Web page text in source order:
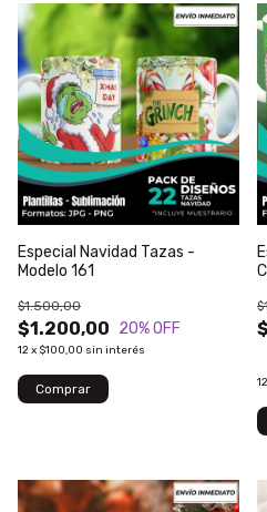
Especial Navidad Tazas -
Modelo 161
$1.200,00
$1.500,00
20% OFF
12x $100,00 sin interés
12